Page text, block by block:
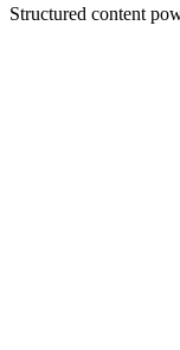
Structured content